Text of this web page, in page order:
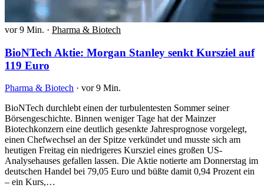
vor 9 Min. · Pharma & Biotech
BioNTech Aktie: Morgan Stanley senkt Kursziel auf
119 Euro
Pharma & Biotech · vor 9 Min.
BioNTech durchlebt einen der turbulentesten Sommer seiner
Börsengeschichte. Binnen weniger Tage hat der Mainzer
Biotechkonzern eine deutlich gesenkte Jahresprognose vorgelegt,
einen Chefwechsel an der Spitze verkündet und musste sich am
heutigen Freitag ein niedrigeres Kursziel eines großen US-
Analysehauses gefallen lassen. Die Aktie notierte am Donnerstag im
deutschen Handel bei 79,05 Euro und büßte damit 0,94 Prozent ein
– ein Kurs,…